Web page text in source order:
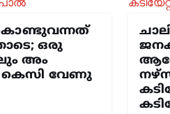
കൊണ്ടുവന്നത്
ഒരു
അം​
കെസി വേണു​